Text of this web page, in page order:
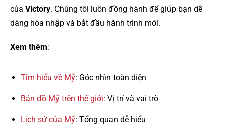
của Victory. Chúng tôi luôn đồng hành để giúp bạn dễ
dàng hòa nhập và bắt đầu hành trình mới.
Xem thêm:
Tìm hiểu về Mỹ: Góc nhìn toàn diện
Bản đồ Mỹ trên thế giới: Vị trí và vai trò
Lịch sử của Mỹ: Tổng quan dễ hiểu